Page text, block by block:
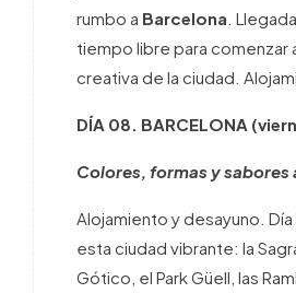
rumbo a Barcelona .
tiempo libre para comenzar
creativa de la ciudad.
DÍA 08. BARCELONA
Colores, formas y sabores
Alojamiento y desayuno.
esta ciudad vibrante: la
Gótico, el Park Güell, las